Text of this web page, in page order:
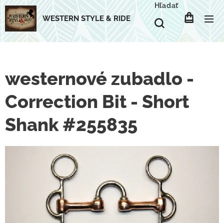
WESTERN STYLE & RIDE
Hľadať
westernové zubadlo -
Correction Bit - Short
Shank #255835